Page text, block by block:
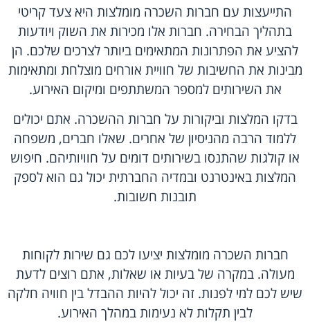
התייעצות עם חברות השכרה מומלצות היא צעד קריטי
בתהליך הבחירה. חברות אלו מכירות את השוק ויודעות
להציע את הפתרונות המתאימים ביותר לצרכים שלכם. הן
מבינות את החשיבות של חוויית אורחים מוצלחת ומתאימות
את השירותים למספר המשתתפים ומיקום האירוע.
בדקו המלצות וביקורות על חברות ההשכרה. אתם יכולים
ללמוד הרבה מהניסיון של אחרים. שאלו חברים, משפחה
או קולגות שהתנסו בשירותים דומים על חוויותיהם. חיפוש
המלצות באינטרנט ובמדיה החברתית יכול גם הוא לספק
תובנות חשובות.
חברות השכרה מומלצות יציעו לכם גם שירות לקוחות
מעולה. במקרה של בעיות או שאלות, אתם רוצים לדעת
שיש לכם למי לפנות. זה יכול להיות ההבדל בין חוויה חלקה
לבין תקלות לא נעימות במהלך האירוע.